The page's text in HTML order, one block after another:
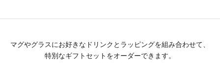
マグやグラスにお好きなドリンクとラッピングを組み合わせて、
特別なギフトセットをオーダーできます。